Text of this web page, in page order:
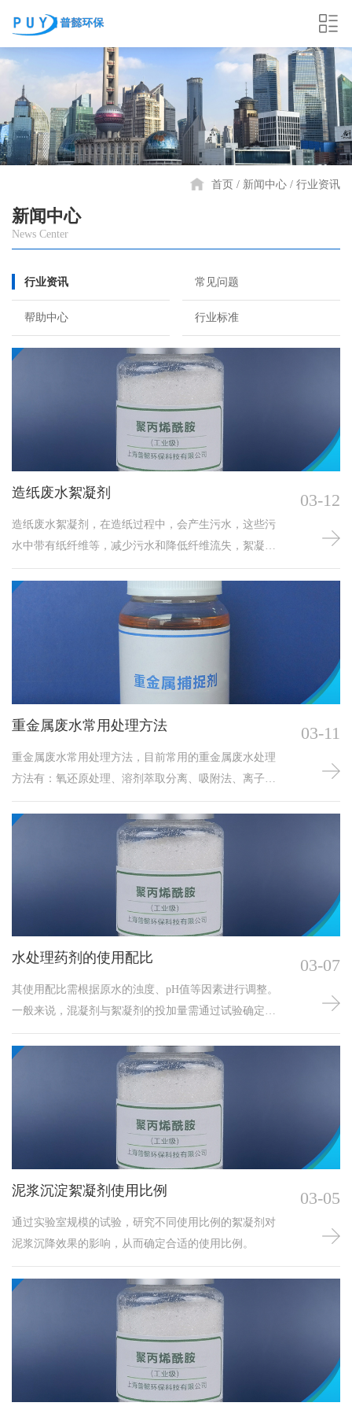
首页 新闻中心 行业资讯
新闻中心
News Center
行业资讯 常见问题
帮助中心 行业标准
造纸废水絮凝剂
造纸废水絮凝剂，在造纸过程中，会产生污水，这些污
水中带有纸纤维等，减少污水和降低纤维流失，絮凝剂
在造纸工业中起到了较为重要的作用。
03-12
重金属废水常用处理方法
重金属废水常用处理方法，目前常用的重金属废水处理
方法有：氧还原处理、溶剂萃取分离、吸附法、离子交
换法、学药剂处理等。
03-11
水处理药剂的使用配比
其使用配比需根据原水的浊度、pH值等因素进行调整。
一般来说，混凝剂与絮凝剂的投加量需通过试验确定，
以达到较佳的沉淀和分离效果。
03-07
泥浆沉淀絮凝剂使用比例
通过实验室规模的试验，研究不同使用比例的絮凝剂对
泥浆沉降效果的影响，从而确定合适的使用比例。
03-05